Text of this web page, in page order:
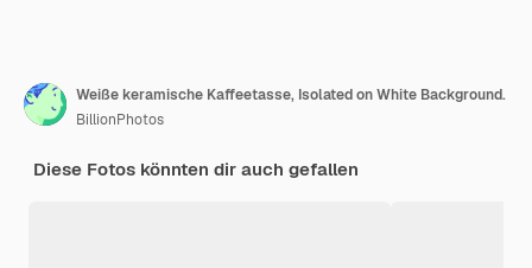
Weiße keramische Kaffeetasse, Isolated on White Background.
BillionPhotos
Diese Fotos könnten dir auch gefallen